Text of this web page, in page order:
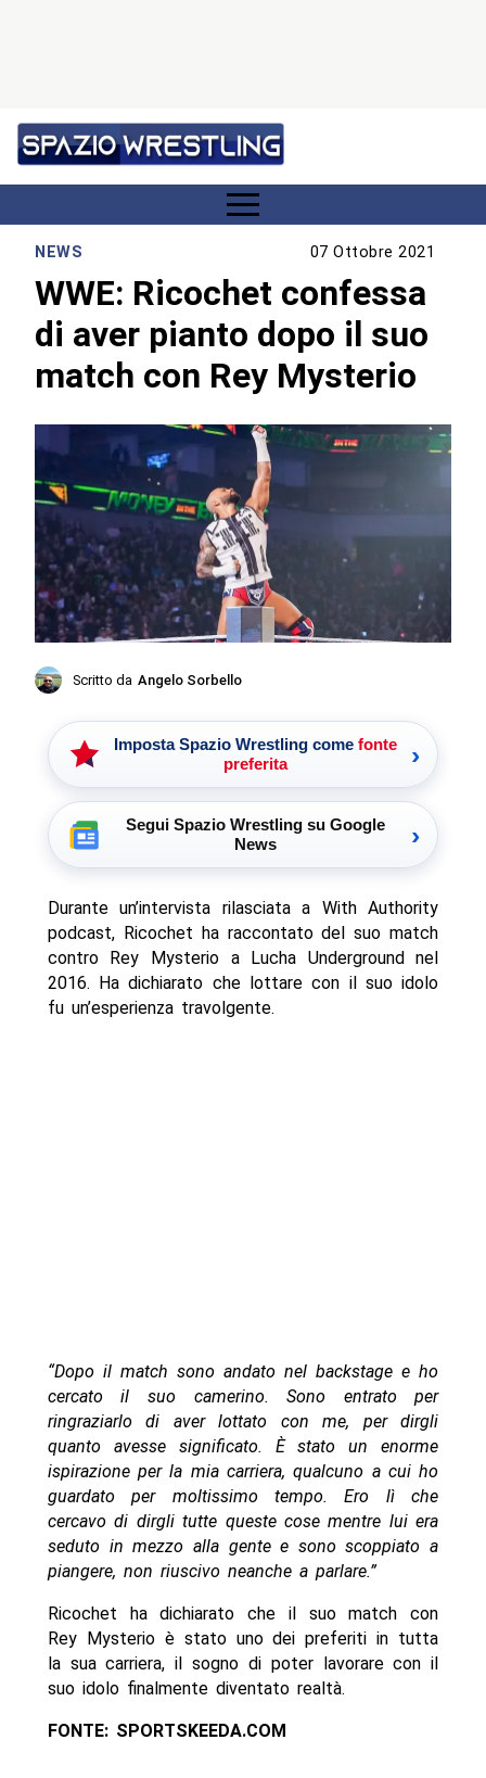
NEWS 07 Ottobre 2021
WWE: Ricochet confessa
di aver pianto dopo il suo
match con Rey Mysterio
Scritto da Angelo Sorbello
Imposta Spazio Wrestling come fonte
preferita
›
Segui Spazio Wrestling su Google
News
›
Durante un’intervista rilasciata a With Authority
podcast, Ricochet ha raccontato del suo match
contro Rey Mysterio a Lucha Underground nel
2016. Ha dichiarato che lottare con il suo idolo
fu un’esperienza travolgente.
“Dopo il match sono andato nel backstage e ho
cercato il suo camerino. Sono entrato per
ringraziarlo di aver lottato con me, per dirgli
quanto avesse significato. È stato un enorme
ispirazione per la mia carriera, qualcuno a cui ho
guardato per moltissimo tempo. Ero lì che
cercavo di dirgli tutte queste cose mentre lui era
seduto in mezzo alla gente e sono scoppiato a
piangere, non riuscivo neanche a parlare.”
Ricochet ha dichiarato che il suo match con
Rey Mysterio è stato uno dei preferiti in tutta
la sua carriera, il sogno di poter lavorare con il
suo idolo finalmente diventato realtà.
FONTE: SPORTSKEEDA.COM